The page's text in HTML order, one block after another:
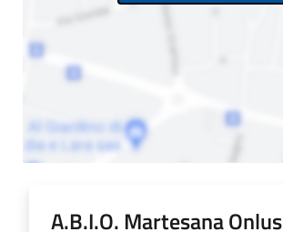
A.B.I.O. Martesana Onlus